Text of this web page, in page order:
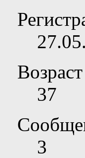
Возраст
37
3